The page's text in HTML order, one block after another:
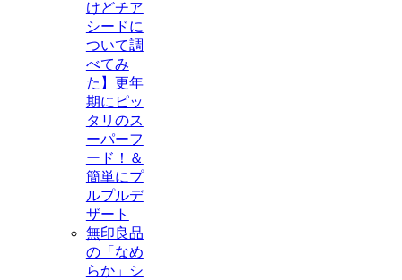
けどチア
シードに
ついて調
べてみ
た】更年
期にピッ
タリのス
ーパーフ
ード！＆
簡単にプ
ルプルデ
ザート
無印良品
の「なめ
らか」シ